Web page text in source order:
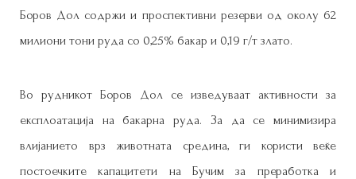
Боров Дол содржи и проспективни резерви од околу 62
милиони тони руда со 0,25% бакар и 0,19 г/т злато.
Во рудникот Боров Дол се изведуваат активности за
експлоатација на бакарна руда. За да се минимизира
влијанието врз животната средина, ги користи веќе
постоечките капацитети на Бучим за преработка и